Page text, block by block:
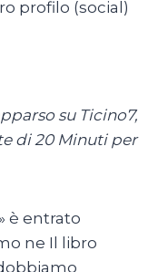
profilo (social)
su Ticino7,
di 20 Minuti per
è entrato
ne Il libro